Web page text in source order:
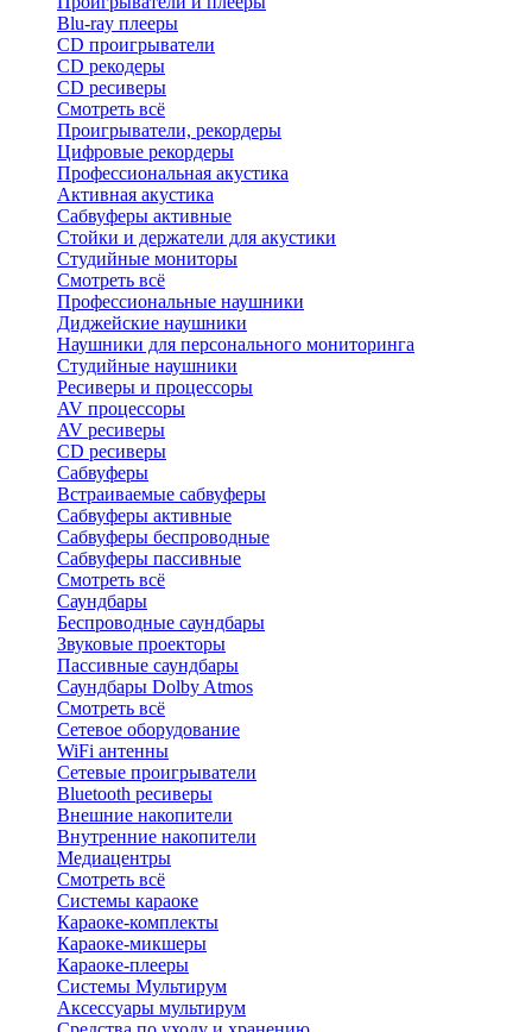
Blu-ray плееры
CD проигрыватели
CD рекодеры
CD ресиверы
Смотреть всё
Проигрыватели, рекордеры
Цифровые рекордеры
Профессиональная акустика
Активная акустика
Сабвуферы активные
Стойки и держатели для акустики
Студийные мониторы
Смотреть всё
Профессиональные наушники
Диджейские наушники
Наушники для персонального мониторинга
Студийные наушники
Ресиверы и процессоры
AV процессоры
AV ресиверы
CD ресиверы
Сабвуферы
Встраиваемые сабвуферы
Сабвуферы активные
Сабвуферы беспроводные
Сабвуферы пассивные
Смотреть всё
Саундбары
Беспроводные саундбары
Звуковые проекторы
Пассивные саундбары
Саундбары Dolby Atmos
Смотреть всё
Сетевое оборудование
WiFi антенны
Сетевые проигрыватели
Bluetooth ресиверы
Внешние накопители
Внутренние накопители
Медиацентры
Смотреть всё
Системы караоке
Караоке-комплекты
Караоке-микшеры
Караоке-плееры
Системы Мультирум
Аксессуары мультирум